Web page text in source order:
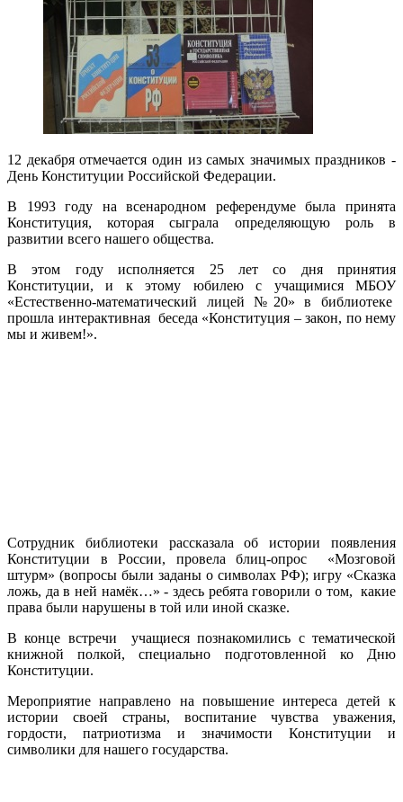
12 декабря отмечается один из самых значимых праздников -
День Конституции Российской Федерации.
В 1993 году на всенародном референдуме была принята
Конституция, которая сыграла определяющую роль в
развитии всего нашего общества.
В этом году исполняется 25 лет со дня принятия
Конституции, и к этому юбилею с учащимися МБОУ
«Естественно-математический лицей №20» в библиотеке
прошла интерактивная беседа «Конституция – закон, по нему
мы и живем!».
Сотрудник библиотеки рассказала об истории появления
Конституции в России, провела блиц-опрос «Мозговой
штурм» (вопросы были заданы о символах РФ); игру «Сказка
ложь, да в ней намёк…» - здесь ребята говорили о том, какие
права были нарушены в той или иной сказке.
В конце встречи учащиеся познакомились с тематической
книжной полкой, специально подготовленной ко Дню
Конституции.
Мероприятие направлено на повышение интереса детей к
истории своей страны, воспитание чувства уважения,
гордости, патриотизма и значимости Конституции и
символики для нашего государства.